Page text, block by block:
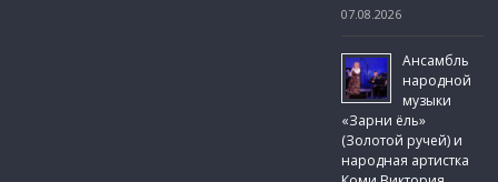
07.08.2026
Ансамбль
народной
музыки
«Зарни ёль»
(Золотой ручей) и
народная артистка